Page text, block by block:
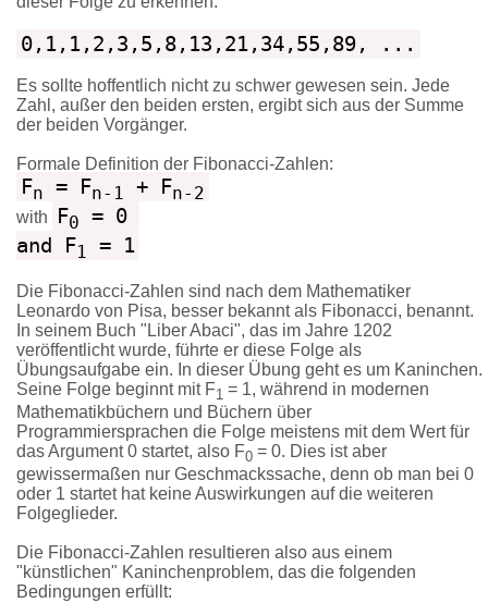
0,1,1,2,3,5,8,13,21,34,55,89, ...
Es sollte hoffentlich nicht zu schwer gewesen sein. Jede
Zahl, außer den beiden ersten, ergibt sich aus der Summe
der beiden Vorgänger.
Formale Definition der Fibonacci-Zahlen:
Fn = Fn-1 + Fn-2
with F0
= 0
and F1 = 1
Die Fibonacci-Zahlen sind nach dem Mathematiker
Leonardo von Pisa, besser bekannt als Fibonacci, benannt.
In seinem Buch "Liber Abaci", das im Jahre 1202
veröffentlicht wurde, führte er diese Folge als
Übungsaufgabe ein. In dieser Übung geht es um Kaninchen.
Seine Folge beginnt mit F1 = 1, während in modernen
Mathematikbüchern und Büchern über
Programmiersprachen die Folge meistens mit dem Wert für
das Argument 0 startet, also F0 = 0. Dies ist aber
gewissermaßen nur Geschmackssache, denn ob man bei 0
oder 1 startet hat keine Auswirkungen auf die weiteren
Folgeglieder.
Die Fibonacci-Zahlen resultieren also aus einem
"künstlichen" Kaninchenproblem, das die folgenden
Bedingungen erfüllt: